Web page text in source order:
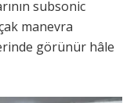
subsonic
manevra
görünür hâle